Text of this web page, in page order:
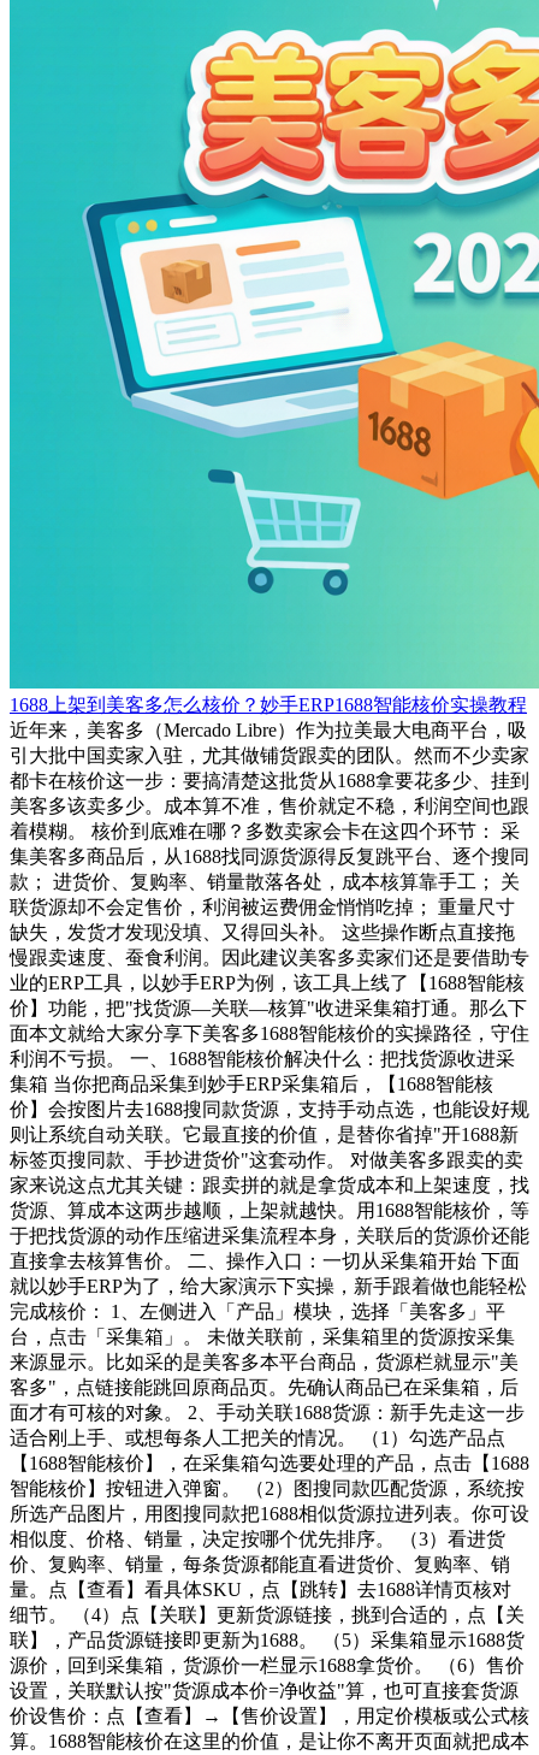
1688上架到美客多怎么核价？妙手ERP1688智能核价实操教程
近年来，美客多（Mercado Libre）作为拉美最大电商平台，吸
引大批中国卖家入驻，尤其做铺货跟卖的团队。然而不少卖家
都卡在核价这一步：要搞清楚这批货从1688拿要花多少、挂到
美客多该卖多少。成本算不准，售价就定不稳，利润空间也跟
着模糊。 核价到底难在哪？多数卖家会卡在这四个环节： 采
集美客多商品后，从1688找同源货源得反复跳平台、逐个搜同
款； 进货价、复购率、销量散落各处，成本核算靠手工； 关
联货源却不会定售价，利润被运费佣金悄悄吃掉； 重量尺寸
缺失，发货才发现没填、又得回头补。 这些操作断点直接拖
慢跟卖速度、蚕食利润。因此建议美客多卖家们还是要借助专
业的ERP工具，以妙手ERP为例，该工具上线了【1688智能核
价】功能，把"找货源—关联—核算"收进采集箱打通。那么下
面本文就给大家分享下美客多1688智能核价的实操路径，守住
利润不亏损。 一、1688智能核价解决什么：把找货源收进采
集箱 当你把商品采集到妙手ERP采集箱后，【1688智能核
价】会按图片去1688搜同款货源，支持手动点选，也能设好规
则让系统自动关联。它最直接的价值，是替你省掉"开1688新
标签页搜同款、手抄进货价"这套动作。 对做美客多跟卖的卖
家来说这点尤其关键：跟卖拼的就是拿货成本和上架速度，找
货源、算成本这两步越顺，上架就越快。用1688智能核价，等
于把找货源的动作压缩进采集流程本身，关联后的货源价还能
直接拿去核算售价。 二、操作入口：一切从采集箱开始 下面
就以妙手ERP为了，给大家演示下实操，新手跟着做也能轻松
完成核价： 1、左侧进入「产品」模块，选择「美客多」平
台，点击「采集箱」。 未做关联前，采集箱里的货源按采集
来源显示。比如采的是美客多本平台商品，货源栏就显示"美
客多"，点链接能跳回原商品页。先确认商品已在采集箱，后
面才有可核的对象。 2、手动关联1688货源：新手先走这一步
适合刚上手、或想每条人工把关的情况。 （1）勾选产品点
【1688智能核价】，在采集箱勾选要处理的产品，点击【1688
智能核价】按钮进入弹窗。 （2）图搜同款匹配货源，系统按
所选产品图片，用图搜同款把1688相似货源拉进列表。你可设
相似度、价格、销量，决定按哪个优先排序。 （3）看进货
价、复购率、销量，每条货源都能直看进货价、复购率、销
量。点【查看】看具体SKU，点【跳转】去1688详情页核对
细节。 （4）点【关联】更新货源链接，挑到合适的，点【关
联】，产品货源链接即更新为1688。 （5）采集箱显示1688货
源价，回到采集箱，货源价一栏显示1688拿货价。 （6）售价
设置，关联默认按"货源成本价=净收益"算，也可直接套货源
价设售价：点【查看】→【售价设置】，用定价模板或公式核
算。1688智能核价在这里的价值，是让你不离开页面就把成本